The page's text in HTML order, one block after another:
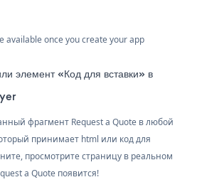
available once you create your app
элемент «Код для вставки» в
фрагмент Request a Quote в любой
принимает html или код для
просмотрите страницу в реальном
a Quote появится!